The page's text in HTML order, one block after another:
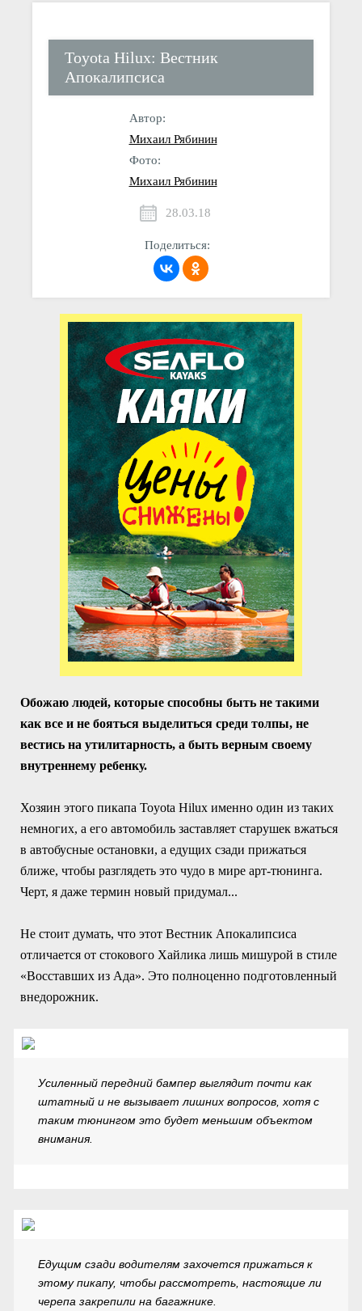
Toyota Hilux: Вестник
Апокалипсиса
Автор:
Михаил Рябинин
Фото:
Михаил Рябинин
28.03.18
Поделиться:
Обожаю людей, которые способны быть не такими
как все и не бояться выделиться среди толпы, не
вестись на утилитарность, а быть верным своему
внутреннему ребенку.
Хозяин этого пикапа Toyota Hilux именно один из таких
немногих, а его автомобиль заставляет старушек вжаться
в автобусные остановки, а едущих сзади прижаться
ближе, чтобы разглядеть это чудо в мире арт-тюнинга.
Черт, я даже термин новый придумал...
Не стоит думать, что этот Вестник Апокалипсиса
отличается от стокового Хайлика лишь мишурой в стиле
«Восставших из Ада». Это полноценно подготовленный
внедорожник.
Усиленный передний бампер выглядит почти как
штатный и не вызывает лишних вопросов, хотя с
таким тюнингом это будет меньшим объектом
внимания.
Едущим сзади водителям захочется прижаться к
этому пикапу, чтобы рассмотреть, настоящие ли
черепа закрепили на багажнике.